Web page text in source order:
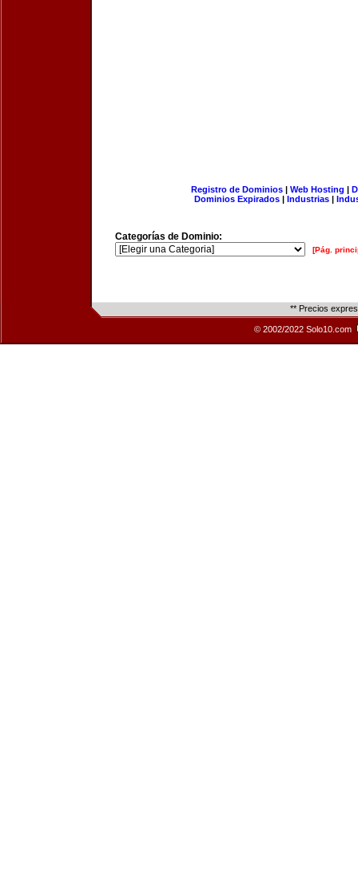
Registro de Dominios| Web Hosting |
Dominios Expirados | Industrias |
Categorías de Dominio:
[Pág.
** Precios
© 2002/2022 Solo10.com